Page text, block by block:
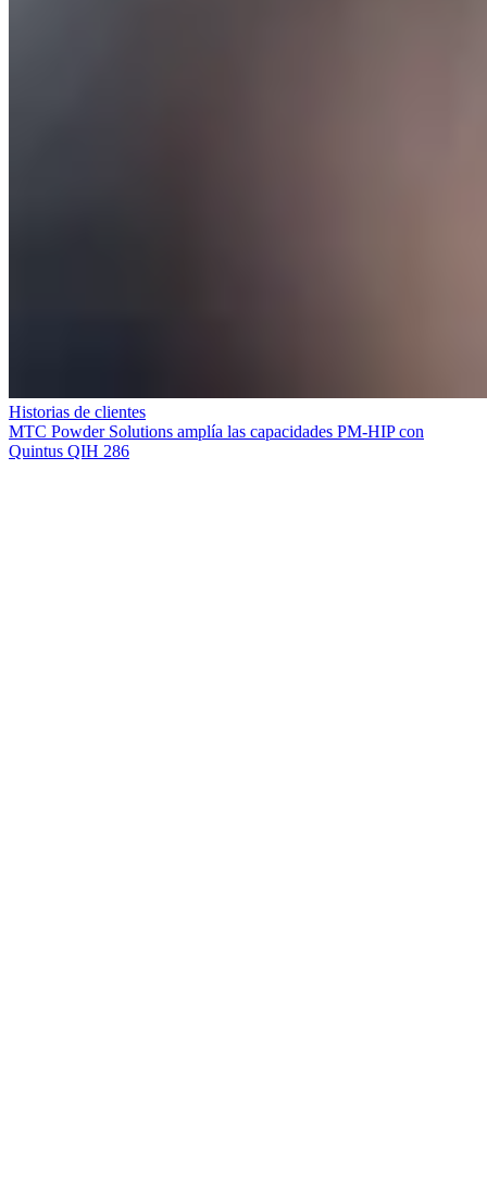
Historias de clientes
MTC Powder Solutions amplía las capacidades PM-HIP con
Quintus QIH 286